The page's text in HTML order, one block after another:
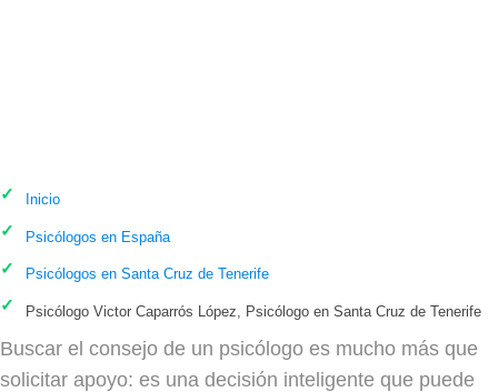
Inicio
Psicólogos en España
Psicólogos en Santa Cruz de Tenerife
Psicólogo Victor Caparrós López, Psicólogo en Santa Cruz de Tenerife
Buscar el consejo de un psicólogo es mucho más que
solicitar apoyo: es una decisión inteligente que puede